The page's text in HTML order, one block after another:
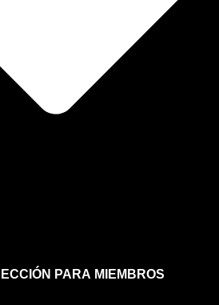
PARA MIEMBROS